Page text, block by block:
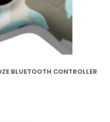
BLUETOOTH CONTROLLER